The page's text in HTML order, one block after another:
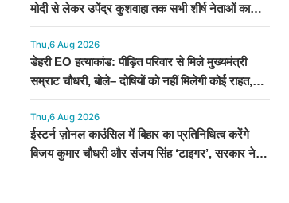
मोदी से लेकर उपेंद्र कुशवाहा तक सभी शीर्ष नेताओं का
जताया आभार
Thu,6 Aug 2026
डेहरी EO हत्याकांड: पीड़ित परिवार से मिले मुख्यमंत्री
सम्राट चौधरी, बोले– दोषियों को नहीं मिलेगी कोई राहत,
स्पीडी ट्रायल के निर्देश
Thu,6 Aug 2026
ईस्टर्न ज़ोनल काउंसिल में बिहार का प्रतिनिधित्व करेंगे
विजय कुमार चौधरी और संजय सिंह ‘टाइगर’, सरकार ने